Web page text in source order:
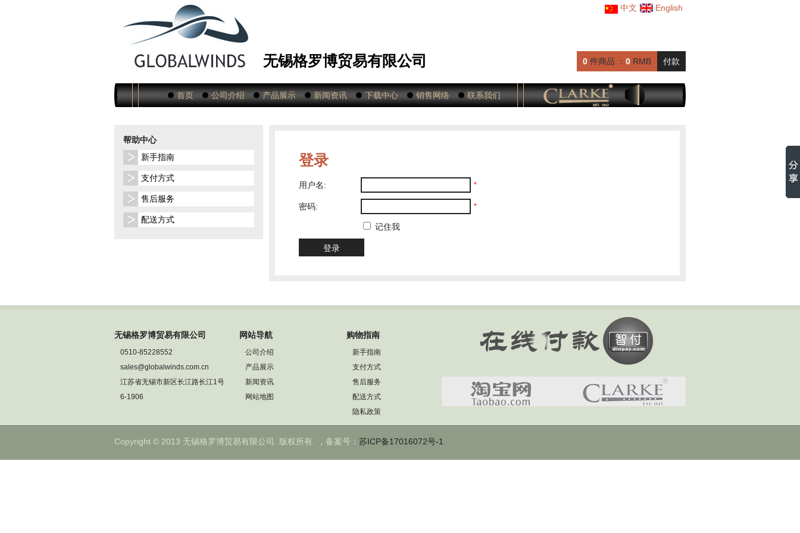
English
中文
无锡格罗博贸易有限公司 0 件商品 ： 0 RMB 付款
首页 公司介绍 产品展示 新闻资讯 下载中心 销售网络 联系我们
帮助中心
新手指南
支付方式
售后服务
配送方式
登录
用户名: *
密码: *
记住我
登录
无锡格罗博贸易有限公司
0510-85228552
sales@globalwinds.com.cn
江苏省无锡市新区长江路长江1号
6-1906
网站导航
公司介绍
产品展示
新闻资讯
网站地图
购物指南
新手指南
支付方式
售后服务
配送方式
隐私政策
Copyright © 2013 无锡格罗博贸易有限公司. 版权所有. ，备案号： 苏ICP备17016072号-1